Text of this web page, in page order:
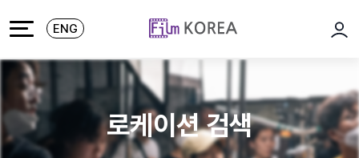
ENG
로
로케이션 검색